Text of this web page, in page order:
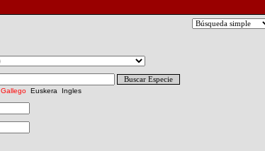
Gallego Euskera Ingles